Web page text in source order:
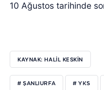
10 Ağustos tarihinde
KAYNAK: HALİL KESKİN
# ŞANLIURFA # YKS